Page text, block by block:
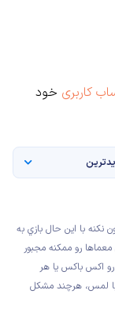
کاربری خود
نكنه با اين حال بازي به
رو ممكنه مجبور
اكس باكس يا هر
با لمس، هرچند مشكل